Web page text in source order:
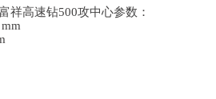
祥高速钻500攻中心参数：